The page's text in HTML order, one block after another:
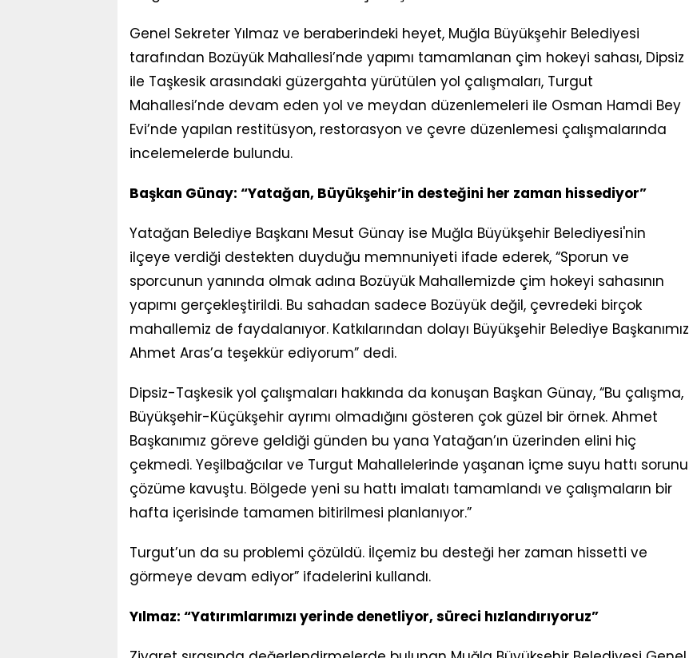
Genel Sekreter Yılmaz ve beraberindeki heyet, Muğla Büyükşehir Belediyesi
tarafından Bozüyük Mahallesi’nde yapımı tamamlanan çim hokeyi sahası, Dipsiz
ile Taşkesik arasındaki güzergahta yürütülen yol çalışmaları, Turgut
Mahallesi’nde devam eden yol ve meydan düzenlemeleri ile Osman Hamdi Bey
Evi’nde yapılan restitüsyon, restorasyon ve çevre düzenlemesi çalışmalarında
incelemelerde bulundu.
Başkan Günay: “Yatağan, Büyükşehir’in desteğini her zaman hissediyor”
Yatağan Belediye Başkanı Mesut Günay ise Muğla Büyükşehir Belediyesi'nin
ilçeye verdiği destekten duyduğu memnuniyeti ifade ederek, “Sporun ve
sporcunun yanında olmak adına Bozüyük Mahallemizde çim hokeyi sahasının
yapımı gerçekleştirildi. Bu sahadan sadece Bozüyük değil, çevredeki birçok
mahallemiz de faydalanıyor. Katkılarından dolayı Büyükşehir Belediye Başkanımız
Ahmet Aras’a teşekkür ediyorum” dedi.
Dipsiz-Taşkesik yol çalışmaları hakkında da konuşan Başkan Günay, “Bu çalışma,
Büyükşehir-Küçükşehir ayrımı olmadığını gösteren çok güzel bir örnek. Ahmet
Başkanımız göreve geldiği günden bu yana Yatağan’ın üzerinden elini hiç
çekmedi. Yeşilbağcılar ve Turgut Mahallelerinde yaşanan içme suyu hattı sorunu
çözüme kavuştu. Bölgede yeni su hattı imalatı tamamlandı ve çalışmaların bir
hafta içerisinde tamamen bitirilmesi planlanıyor.”
Turgut’un da su problemi çözüldü. İlçemiz bu desteği her zaman hissetti ve
görmeye devam ediyor” ifadelerini kullandı.
Yılmaz: “Yatırımlarımızı yerinde denetliyor, süreci hızlandırıyoruz”